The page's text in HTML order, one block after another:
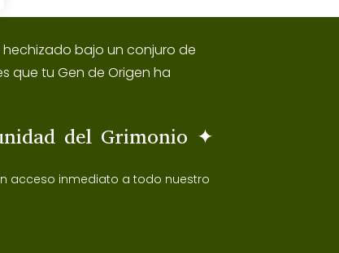
bajo un conjuro de
que tu Gen de Origen ha
del Grimonio ✦
acceso inmediato a todo nuestro